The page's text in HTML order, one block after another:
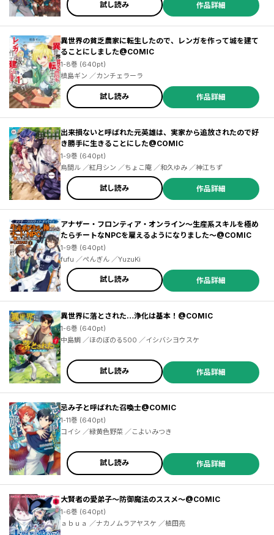
試し読み 作品詳細
異世界の貧乏農家に転生したので、レンガを作って城を建て
ることにしました@COMIC
1-8巻 (640pt)
槙島ギン ／カンチェラーラ
試し読み 作品詳細
出来損ないと呼ばれた元英雄は、実家から追放されたので好
き勝手に生きることにした@COMIC
1-9巻 (640pt)
烏間ル ／紅月シン ／ちょこ庵 ／和久ゆみ ／神江ちず
試し読み 作品詳細
アナザー・フロンティア・オンライン～生産系スキルを極め
たらチートなNPCを雇えるようになりました～@COMIC
1-9巻 (640pt)
fufu ／ぺんぎん ／YuzuKi
試し読み 作品詳細
異世界に落とされた…浄化は基本！@COMIC
1-6巻 (640pt)
中島鯛 ／ほのぼのる500 ／イシバシヨウスケ
試し読み 作品詳細
忌み子と呼ばれた召喚士@COMIC
1-11巻 (640pt)
コイシ ／緑黄色野菜 ／こよいみつき
試し読み 作品詳細
大賢者の愛弟子～防御魔法のススメ～@COMIC
1-6巻 (640pt)
ａｂｕａ ／ナカノムラアヤスケ ／植田亮